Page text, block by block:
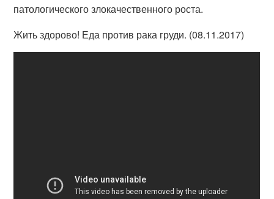
патологического злокачественного роста.
Жить здорово! Еда против рака груди. (08.11.2017)